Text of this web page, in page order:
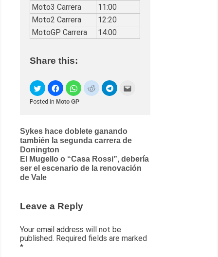
Moto3 Carrera
11:00
Moto2 Carrera
12:20
MotoGP Carrera
14:00
Share this:
Posted in Moto GP
Post
navigation
Sykes hace doblete ganando
también la segunda carrera de
Donington
El Mugello o “Casa Rossi”, debería
ser el escenario de la renovación
de Vale
Leave a Reply
Your email address will not be
published. Required fields are marked
*